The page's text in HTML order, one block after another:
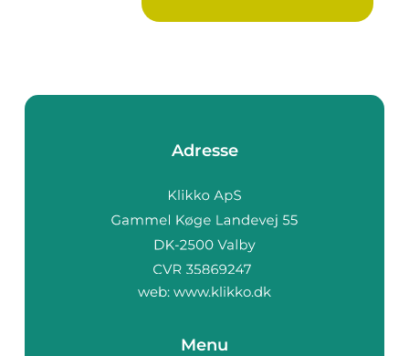
Adresse
web: www.klikko.dk
Menu